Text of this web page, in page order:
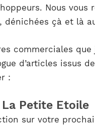
Nous
dénichées çà et là
commerciales
d’articles issus
:
Petite Etoile
sur votre